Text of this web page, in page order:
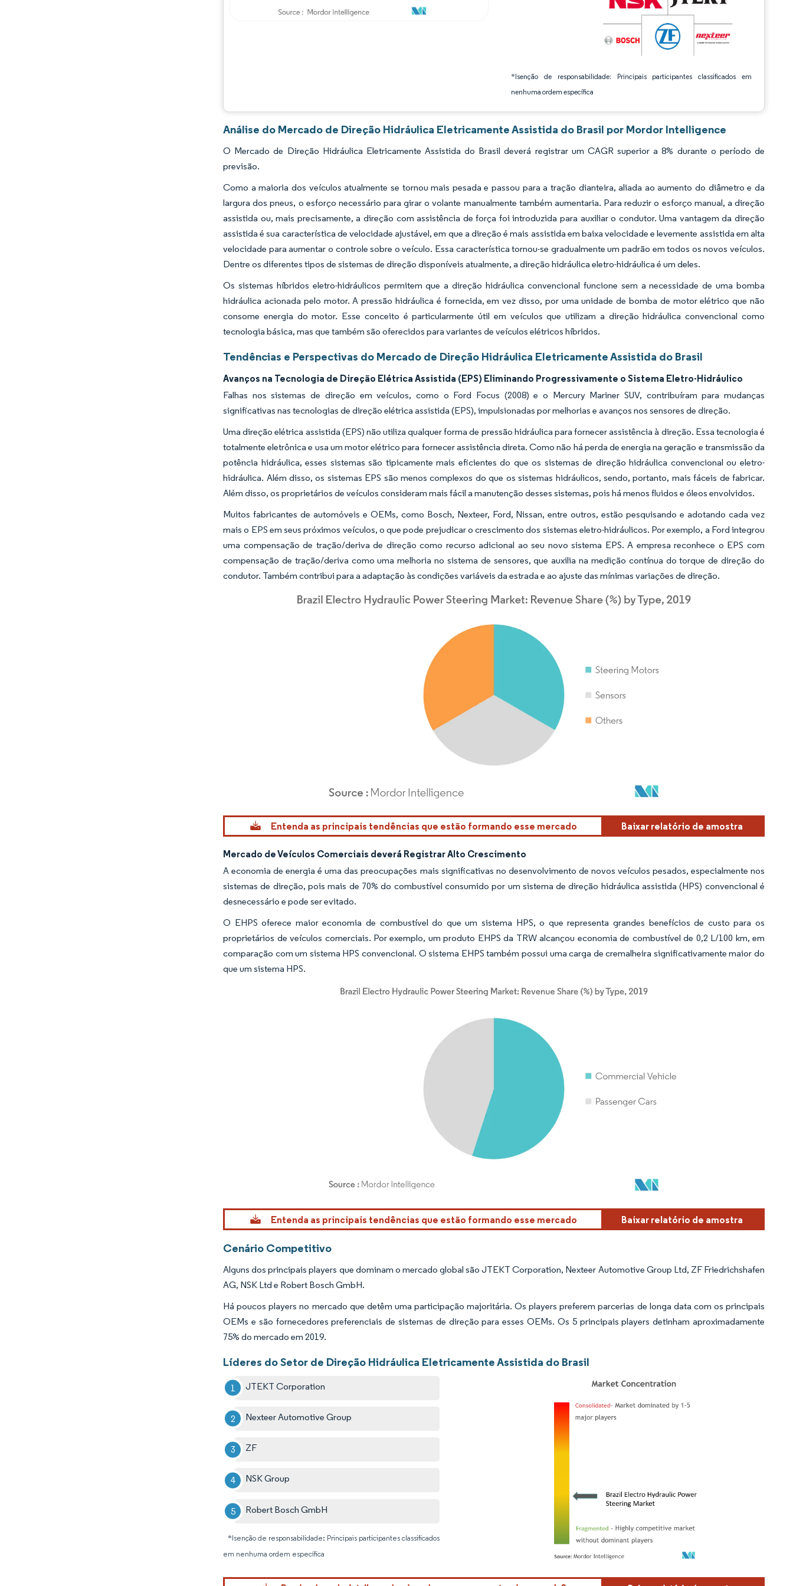
*Isenção de responsabilidade: Principais participantes classificados em
nenhuma ordem específica
Análise do Mercado de Direção Hidráulica Eletricamente Assistida do Brasil por Mordor Intelligence
O Mercado de Direção Hidráulica Eletricamente Assistida do Brasil deverá registrar um CAGR superior a 8% durante o período de
previsão.
Como a maioria dos veículos atualmente se tornou mais pesada e passou para a tração dianteira, aliada ao aumento do diâmetro e da
largura dos pneus, o esforço necessário para girar o volante manualmente também aumentaria. Para reduzir o esforço manual, a direção
assistida ou, mais precisamente, a direção com assistência de força foi introduzida para auxiliar o condutor. Uma vantagem da direção
assistida é sua característica de velocidade ajustável, em que a direção é mais assistida em baixa velocidade e levemente assistida em alta
velocidade para aumentar o controle sobre o veículo. Essa característica tornou-se gradualmente um padrão em todos os novos veículos.
Dentre os diferentes tipos de sistemas de direção disponíveis atualmente, a direção hidráulica eletro-hidráulica é um deles.
Os sistemas híbridos eletro-hidráulicos permitem que a direção hidráulica convencional funcione sem a necessidade de uma bomba
hidráulica acionada pelo motor. A pressão hidráulica é fornecida, em vez disso, por uma unidade de bomba de motor elétrico que não
consome energia do motor. Esse conceito é particularmente útil em veículos que utilizam a direção hidráulica convencional como
tecnologia básica, mas que também são oferecidos para variantes de veículos elétricos híbridos.
Tendências e Perspectivas do Mercado de Direção Hidráulica Eletricamente Assistida do Brasil
Avanços na Tecnologia de Direção Elétrica Assistida (EPS) Eliminando Progressivamente o Sistema Eletro-Hidráulico
Falhas nos sistemas de direção em veículos, como o Ford Focus (2008) e o Mercury Mariner SUV, contribuíram para mudanças
significativas nas tecnologias de direção elétrica assistida (EPS), impulsionadas por melhorias e avanços nos sensores de direção.
Uma direção elétrica assistida (EPS) não utiliza qualquer forma de pressão hidráulica para fornecer assistência à direção. Essa tecnologia é
totalmente eletrônica e usa um motor elétrico para fornecer assistência direta. Como não há perda de energia na geração e transmissão da
potência hidráulica, esses sistemas são tipicamente mais eficientes do que os sistemas de direção hidráulica convencional ou eletro-
hidráulica. Além disso, os sistemas EPS são menos complexos do que os sistemas hidráulicos, sendo, portanto, mais fáceis de fabricar.
Além disso, os proprietários de veículos consideram mais fácil a manutenção desses sistemas, pois há menos fluidos e óleos envolvidos.
Muitos fabricantes de automóveis e OEMs, como Bosch, Nexteer, Ford, Nissan, entre outros, estão pesquisando e adotando cada vez
mais o EPS em seus próximos veículos, o que pode prejudicar o crescimento dos sistemas eletro-hidráulicos. Por exemplo, a Ford integrou
uma compensação de tração/deriva de direção como recurso adicional ao seu novo sistema EPS. A empresa reconhece o EPS com
compensação de tração/deriva como uma melhoria no sistema de sensores, que auxilia na medição contínua do torque de direção do
condutor. Também contribui para a adaptação às condições variáveis da estrada e ao ajuste das mínimas variações de direção.
Imagem © Mordor Intelligence. O reuso requer atribuição conforme CC BY 4.0.
Entenda as principais tendências que estão formando esse mercado Baixar relatório de amostra
Mercado de Veículos Comerciais deverá Registrar Alto Crescimento
A economia de energia é uma das preocupações mais significativas no desenvolvimento de novos veículos pesados, especialmente nos
sistemas de direção, pois mais de 70% do combustível consumido por um sistema de direção hidráulica assistida (HPS) convencional é
desnecessário e pode ser evitado.
O EHPS oferece maior economia de combustível do que um sistema HPS, o que representa grandes benefícios de custo para os
proprietários de veículos comerciais. Por exemplo, um produto EHPS da TRW alcançou economia de combustível de 0,2 L/100 km, em
comparação com um sistema HPS convencional. O sistema EHPS também possui uma carga de cremalheira significativamente maior do
que um sistema HPS.
Imagem © Mordor Intelligence. O reuso requer atribuição conforme CC BY 4.0.
Entenda as principais tendências que estão formando esse mercado Baixar relatório de amostra
Cenário Competitivo
Alguns dos principais players que dominam o mercado global são JTEKT Corporation, Nexteer Automotive Group Ltd, ZF Friedrichshafen
AG, NSK Ltd e Robert Bosch GmbH.
Há poucos players no mercado que detêm uma participação majoritária. Os players preferem parcerias de longa data com os principais
OEMs e são fornecedores preferenciais de sistemas de direção para esses OEMs. Os 5 principais players detinham aproximadamente
75% do mercado em 2019.
Líderes do Setor de Direção Hidráulica Eletricamente Assistida do Brasil
JTEKT Corporation
Nexteer Automotive Group
ZF
NSK Group
Robert Bosch GmbH
*Isenção de responsabilidade: Principais participantes classificados
em nenhuma ordem específica
Imagem © Mordor Intelligence. O reuso requer atribuição conforme CC BY 4.0.